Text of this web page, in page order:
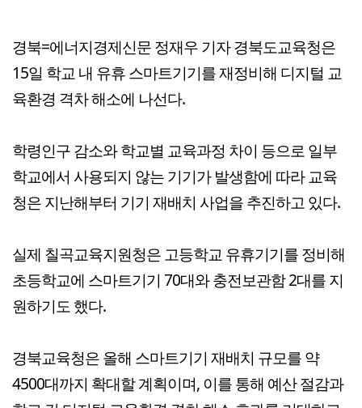
경북=에너지경제신문 정재우 기자 경북도교육청은
15일 학교 내 유휴 스마트기기를 재정비해 디지털 교
육환경 격차 해소에 나선다.
학령인구 감소와 학교별 교육과정 차이 등으로 일부
학교에서 사용되지 않는 기기가 발생함에 따라 교육
청은 지난해부터 기기 재배치 사업을 추진하고 있다.
실제 칠곡교육지원청은 고등학교 유휴기기를 정비해
초등학교에 스마트기기 70대와 충전보관함 2대를 지
원하기도 했다.
경북교육청은 올해 스마트기기 재배치 규모를 약
4500대까지 확대할 계획이며, 이를 통해 예산 절감과